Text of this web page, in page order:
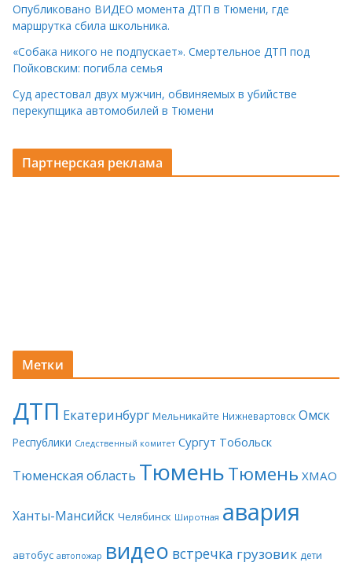
Опубликовано ВИДЕО момента ДТП в Тюмени, где
маршрутка сбила школьника.
«Собака никого не подпускает». Смертельное ДТП под
Пойковским: погибла семья
Суд арестовал двух мужчин, обвиняемых в убийстве
перекупщика автомобилей в Тюмени
Партнерская реклама
Метки
ДТП Екатеринбург Мельникайте Нижневартовск Омск
Республики Следственный комитет Сургут Тобольск
Тюменская область ТюменьТюмень ХМАО
Ханты-Мансийск Челябинск Широтная авария
автобус автопожар видео встречка грузовик дети